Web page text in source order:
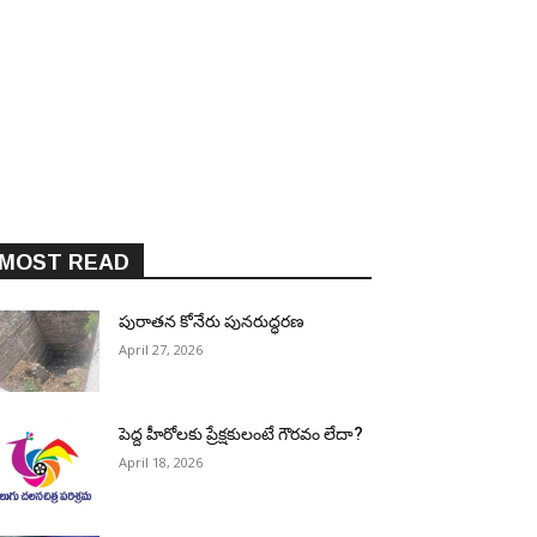
READ
పురాత‌న కోనేరు పున‌రుద్ధ‌ర‌ణ
April 27, 2026
పెద్ద హీరోల‌కు ప్రేక్ష‌కులంటే గౌర‌వం లేదా?
April 18, 2026